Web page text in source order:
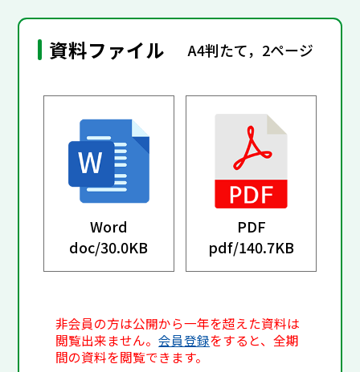
資料ファイル A4判たて，2ページ
Word
doc/30.0KB
PDF
pdf/140.7KB
非会員の方は公開から一年を超えた資料は
閲覧出来ません。会員登録をすると、全期
間の資料を閲覧できます。